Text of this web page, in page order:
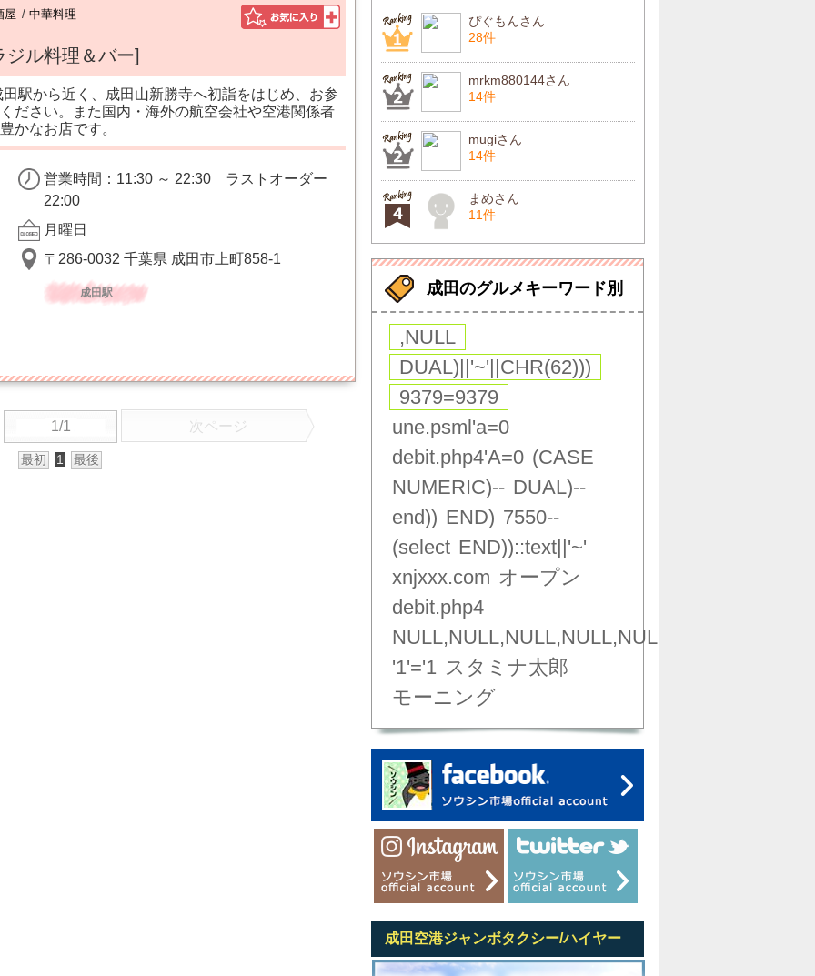
屋 / 中華料理
ジル料理＆バー]
駅から近く、成田山新勝寺へ初詣をはじめ、お参
ださい。また国内・海外の航空会社や空港関係者
かなお店です。
営業時間：11:30 ～ 22:30 ラストオーダー
22:00
月曜日
〒286-0032 千葉県 成田市上町858-1
成田駅
1/1 次ページ
最初 1 最後
ぴぐもんさん
28件
mrkm880144さん
14件
mugiさん
14件
まめさん
11件
成田のグルメキーワード別
,NULL
DUAL)||'~'||CHR(62)))
9379=9379
une.psml'a=0
debit.php4'A=0 (CASE
NUMERIC)-- DUAL)--
end)) END) 7550--
(select END))::text||'~'
xnjxxx.com オープン
debit.php4
'1'='1 スタミナ太郎
モーニング
成田空港ジャンボタクシー/ハイヤー